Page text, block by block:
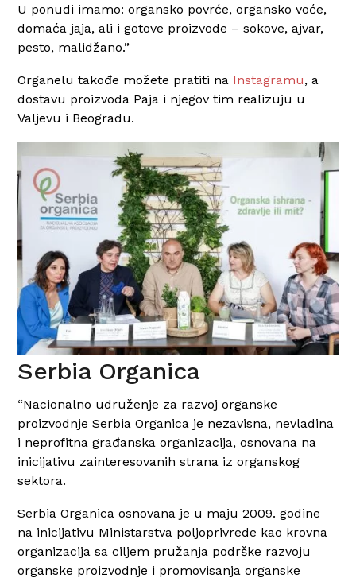
U ponudi imamo:organsko povrće,organsko voće,
domaća jaja, ali igotove proizvode – sokove, ajvar,
pesto, malidžano.”
Organelu takođe možete pratiti na Instagramu, a
dostavu proizvoda Paja i njegov tim realizuju u
Valjevu i Beogradu.
Serbia Organica
“Nacionalno udruženje za razvoj organske
proizvodnje Serbia Organica je nezavisna, nevladina
i neprofitna građanska organizacija, osnovana na
inicijativu zainteresovanih strana iz organskog
sektora.
Serbia Organica osnovana je u maju 2009. godine
na inicijativu Ministarstva poljoprivrede kao krovna
organizacija sa ciljem pružanja podrške razvoju
organske proizvodnje i promovisanja organske